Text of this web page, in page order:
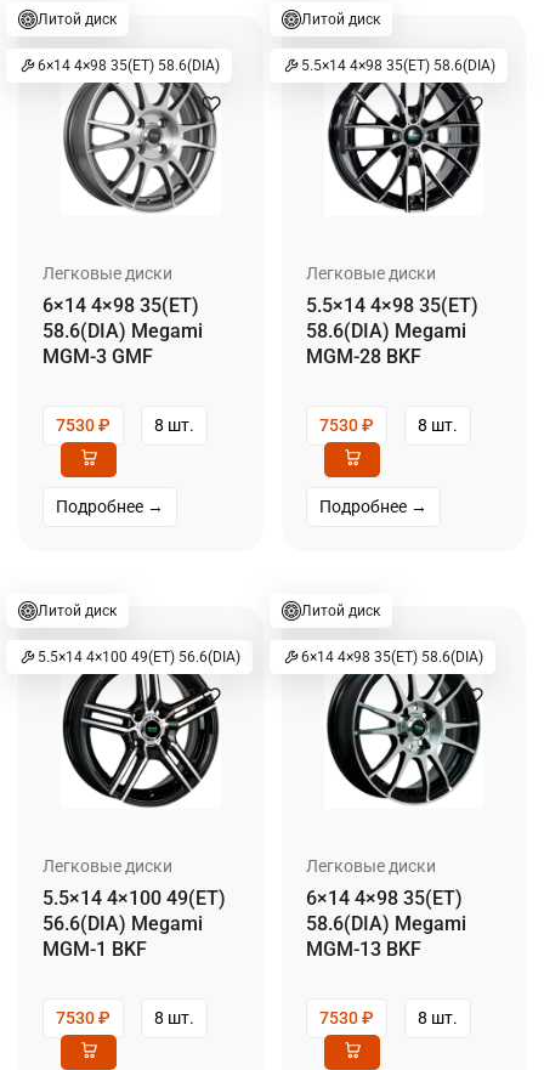
Литой диск
6×14 4×98 35(ET) 58.6(DIA)
Легковые диски
6×14 4×98 35(ET)
58.6(DIA) Megami
MGM-3 GMF
7530₽ 8 шт.
Подробнее →
Литой диск
5.5×14 4×98 35(ET) 58.6(DIA)
Легковые диски
5.5×14 4×98 35(ET)
58.6(DIA) Megami
MGM-28 BKF
7530₽ 8 шт.
Подробнее →
Литой диск
5.5×14 4×100 49(ET) 56.6(DIA)
Легковые диски
5.5×14 4×100 49(ET)
56.6(DIA) Megami
MGM-1 BKF
7530₽ 8 шт.
Литой диск
6×14 4×98 35(ET) 58.6(DIA)
Легковые диски
6×14 4×98 35(ET)
58.6(DIA) Megami
MGM-13 BKF
7530₽ 8 шт.